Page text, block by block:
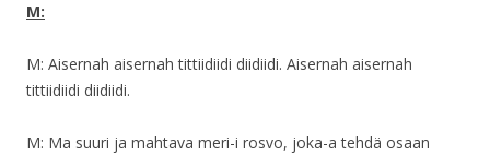
M:
M: Aisernah aisernah tittiidiidi diidiidi. Aisernah aisernah
tittiidiidi diidiidi.
M: Ma suuri ja mahtava meri-i rosvo, joka-a tehdä osaan